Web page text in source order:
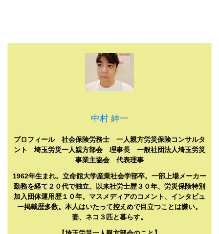
中村 紳一
プロフィール 社会保険労務士 一人親方労災保険コンサルタ
ント 埼玉労災一人親方部会 理事長 一般社団法人埼玉労災
事業主協会 代表理事
1962年生まれ。立命館大学産業社会学部卒。一部上場メーカー
勤務を経て２０代で独立。以来社労士歴３０年、労災保険特別
加入団体運用歴１０年。マスメディアのコメント、インタビュ
ー掲載歴多数。本人はいたって控えめで目立つことは嫌い。
妻、ネコ３匹と暮らす。